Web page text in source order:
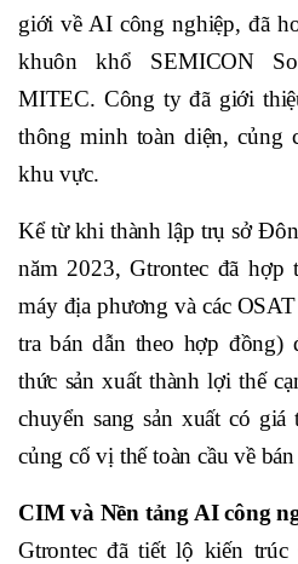
giới về AI công nghiệp, đã
khuôn khổ SEMICON
MITEC. Công ty đã giới
thông minh toàn diện, củng
khu vực.
Kể từ khi thành lập trụ sở
năm 2023, Gtrontec đã hợp
máy địa phương và các
tra bán dẫn theo hợp đồng)
thức sản xuất thành lợi thế
chuyển sang sản xuất có
củng cố vị thế toàn cầu về
CIM và Nền tảng AI công
Gtrontec đã tiết lộ kiến